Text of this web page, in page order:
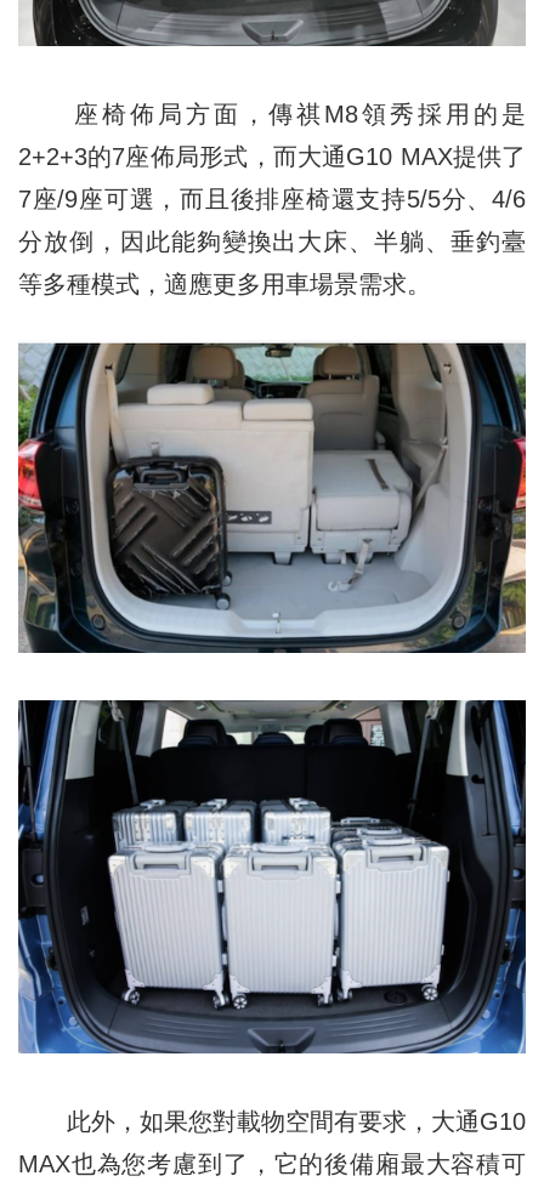
座椅佈局方面，傳祺M8領秀採用的是
2+2+3的7座佈局形式，而大通G10 MAX提供了
7座/9座可選，而且後排座椅還支持5/5分、4/6
分放倒，因此能夠變換出大床、半躺、垂釣臺
等多種模式，適應更多用車場景需求。
此外，如果您對載物空間有要求，大通G10
MAX也為您考慮到了，它的後備廂最大容積可